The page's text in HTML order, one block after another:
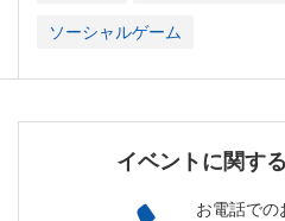
ソーシャルゲーム
イベントに関す
お電話での